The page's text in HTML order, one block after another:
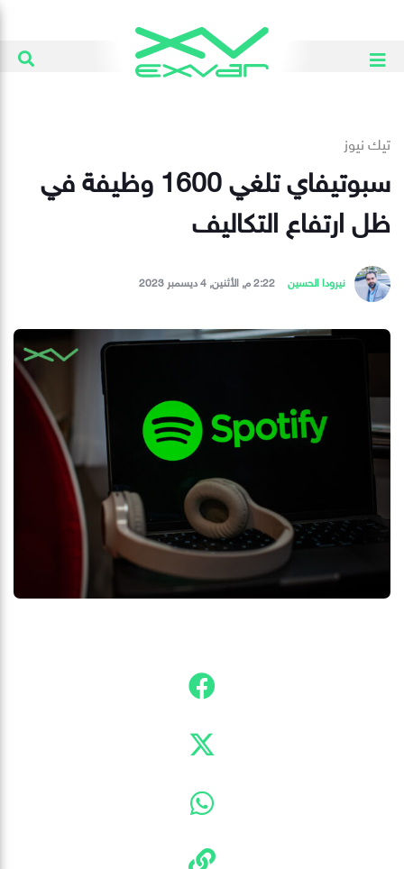
تيك نيوز
سبوتيفاي تلغي 1600 وظيفة في
ظل ارتفاع التكاليف
نيرودا الحسين 2:22 م, الأثنين, 4 ديسمبر 2023